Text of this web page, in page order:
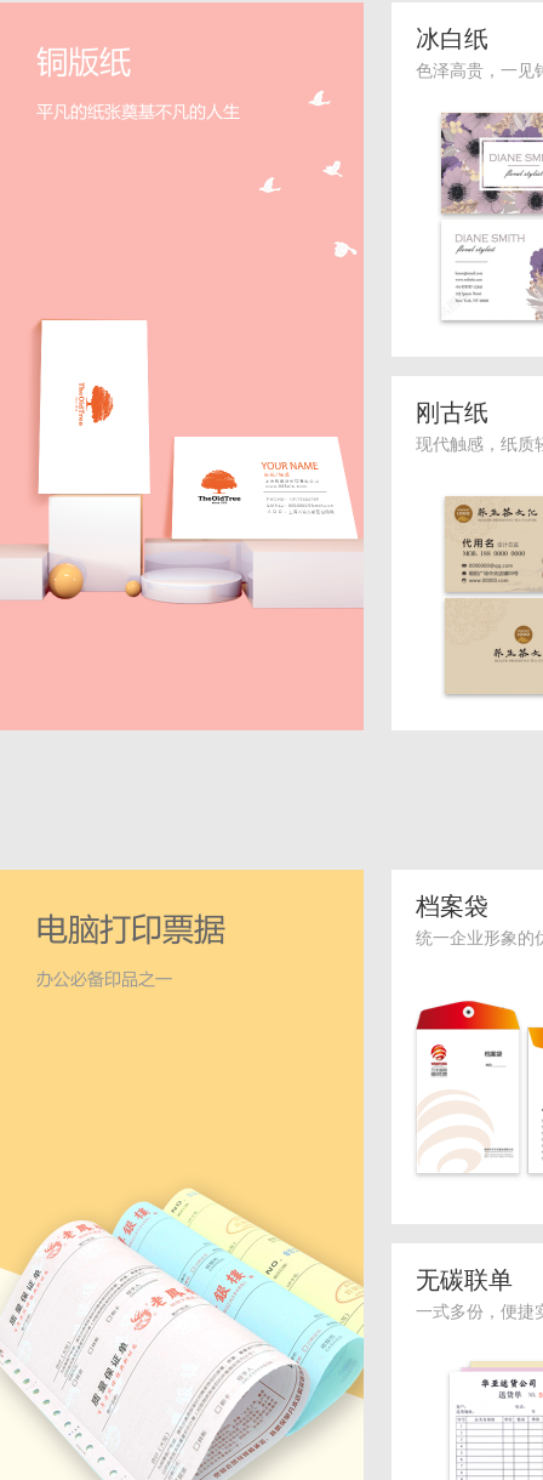
冰白纸
色泽高贵，一见
刚古纸
现代触感，纸质
档案袋
统一企业形象的
无碳联单
一式多份，便捷